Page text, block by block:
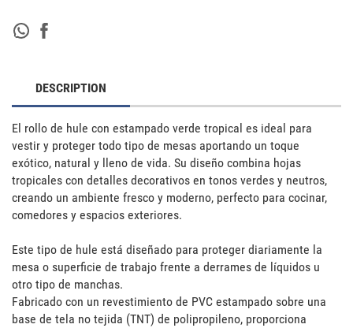
DESCRIPTION
El rollo de hule con estampado verde tropical es ideal para
vestir y proteger todo tipo de mesas aportando un toque
exótico, natural y lleno de vida. Su diseño combina hojas
tropicales con detalles decorativos en tonos verdes y neutros,
creando un ambiente fresco y moderno, perfecto para cocinar,
comedores y espacios exteriores.
Este tipo de hule está diseñado para proteger diariamente la
mesa o superficie de trabajo frente a derrames de líquidos u
otro tipo de manchas.
Fabricado con un revestimiento de PVC estampado sobre una
base de tela no tejida (TNT) de polipropileno, proporciona